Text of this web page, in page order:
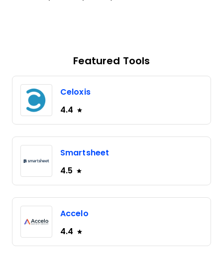
Featured Tools
Celoxis
4.4
Smartsheet
4.5
Accelo
4.4